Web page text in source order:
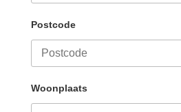
Postcode
Woonplaats